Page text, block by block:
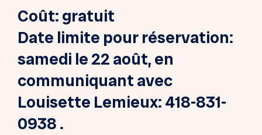
Coût: gratuit
Date limite pour réservation:
samedi le 22 août, en
communiquant avec
Louisette Lemieux: 418-831-
0938 .